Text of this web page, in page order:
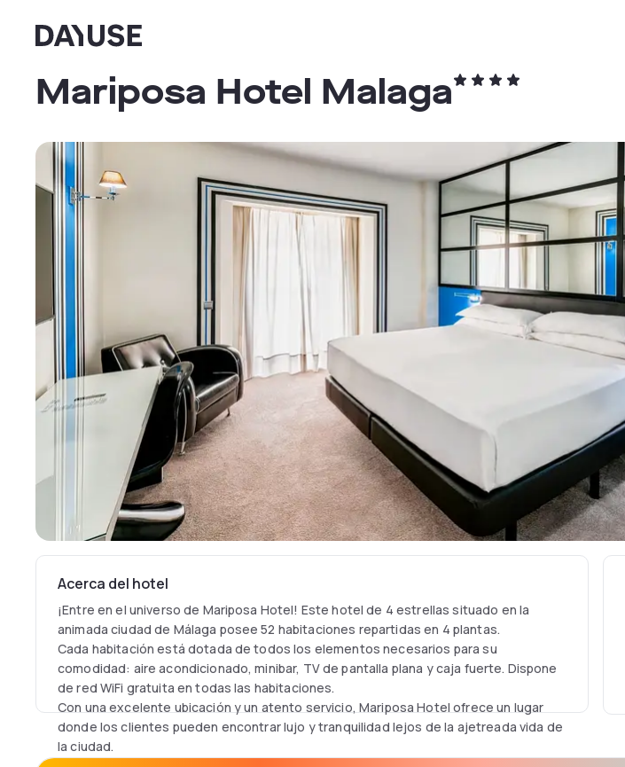
Dayuse
Mariposa Hotel Malaga
Acerca del hotel
¡Entre en el universo de Mariposa Hotel! Este hotel de 4 estrellas situado en la
animada ciudad de Málaga posee 52 habitaciones repartidas en 4 plantas.
Cada habitación está dotada de todos los elementos necesarios para su
comodidad: aire acondicionado, minibar, TV de pantalla plana y caja fuerte. Dispone
de red WiFi gratuita en todas las habitaciones.
Con una excelente ubicación y un atento servicio, Mariposa Hotel ofrece un lugar
donde los clientes pueden encontrar lujo y tranquilidad lejos de la ajetreada vida de
la ciudad.